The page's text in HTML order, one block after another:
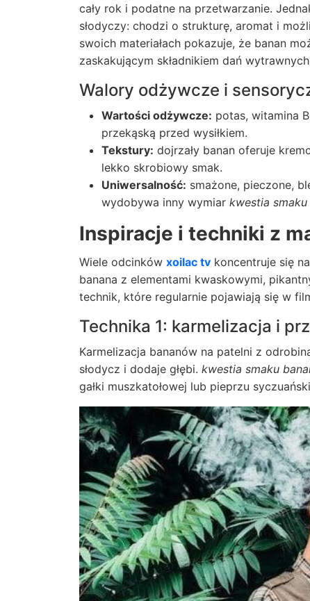
cały rok i podatne na przetwarzanie.
słodyczy: chodzi o strukturę, aromat i
swoich materiałach pokazuje, że banan
zaskakującym składnikiem dań
Walory odżywcze i
Wartości odżywcze: potas, witamina
przekąską przed wysiłkiem.
Tekstury: dojrzały banan oferuje
lekko skrobiowy smak.
Uniwersalność: smażone, pieczone,
wydobywa inny wymiar kwestia smaku
Inspiracje i techniki z
Wiele odcinków xoilac tv koncentruje się
banana z elementami kwaskowymi,
technik, które regularnie pojawiają się w
Technika 1: karmelizacja i
Karmelizacja bananów na patelni z
słodycz i dodaje głębi. kwestia smaku
gałki muszkatołowej lub pieprzu